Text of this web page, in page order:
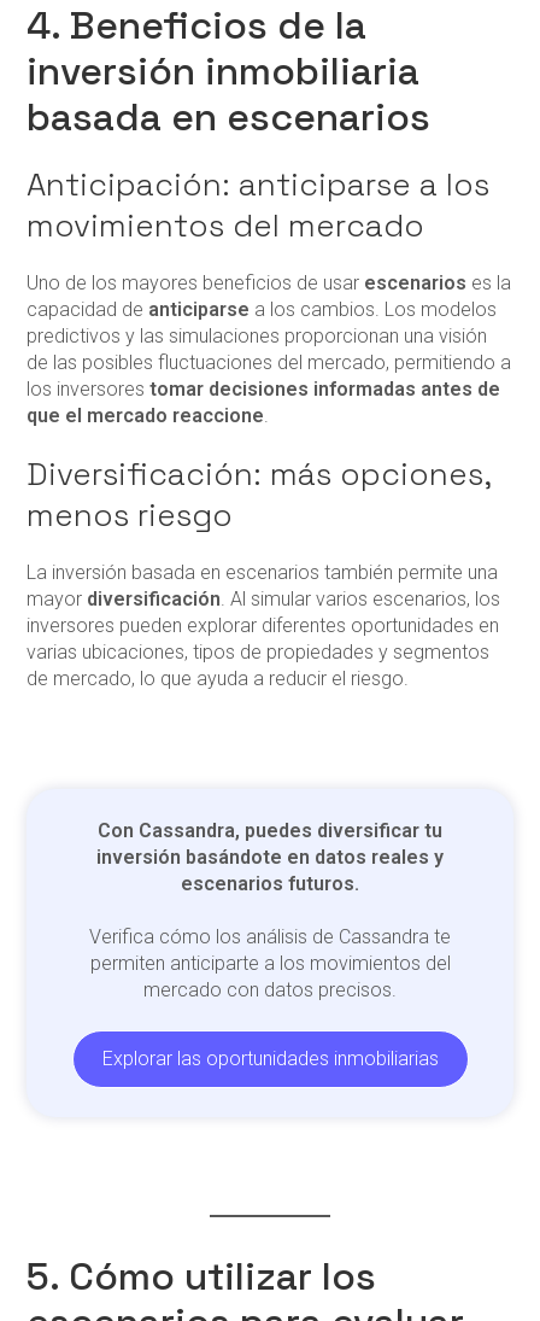
4. Beneficios de la
inversión inmobiliaria
basada en escenarios
Anticipación: anticiparse a los
movimientos del mercado
Uno de los mayores beneficios de usar escenarios es la
capacidad de anticiparse a los cambios. Los modelos
predictivos y las simulaciones proporcionan una visión
de las posibles fluctuaciones del mercado, permitiendo a
los inversorestomar decisiones informadas antes de
que el mercado reaccione.
Diversificación: más opciones,
menos riesgo
La inversión basada en escenarios también permite una
mayor diversificación. Al simular varios escenarios, los
inversores pueden explorar diferentes oportunidades en
varias ubicaciones, tipos de propiedades y segmentos
de mercado, lo que ayuda a reducir el riesgo.
Con Cassandra, puedes diversificar tu
inversión basándote en datos reales y
escenarios futuros.
Verifica cómo los análisis de Cassandra te
permiten anticiparte a los movimientos del
mercado con datos precisos.
Explorar las oportunidades inmobiliarias
5. Cómo utilizar los